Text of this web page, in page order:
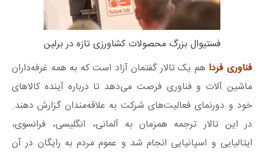
فستیوال بزرگ محصولات کشاورزی تازه در برلین
فناوری فردا هم یک تالار گفتمان آزاد است که به همه غرفه‌داران
ماشین آلات و فناوری فرصت می‌دهد تا درباره آینده کالاهای
خود و دورنمای فعالیت‌های شرکت به علاقه‌مندان گزارش دهند.
در این تالار ترجمه همزمان به آلمانی، انگلیسی، فرانسوی،
ایتالیایی و اسپانیایی انجام شد و عموم مردم به رایگان در آن